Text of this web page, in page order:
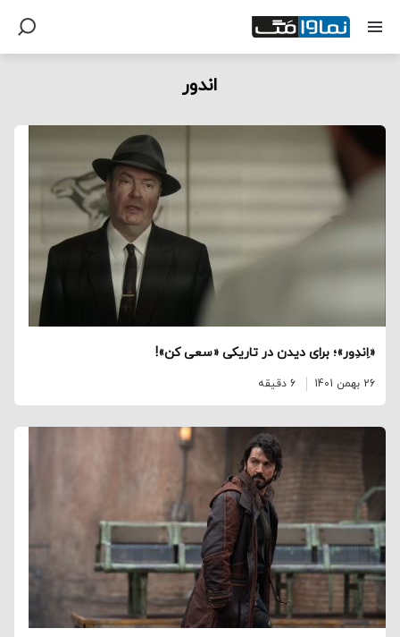
اندور
«اِندِور»؛ برای دیدن در تاریکی «سعی کن»!
26 بهمن 1401 6 دقیقه